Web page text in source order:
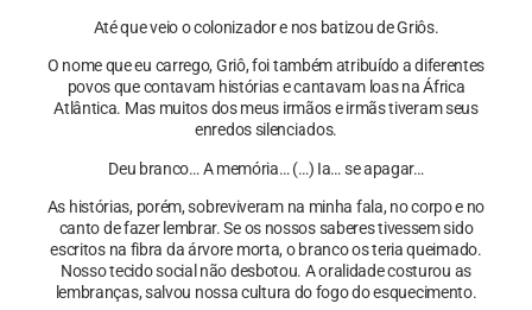
Até que veio o colonizador e nos batizou de Griôs.
O nome que eu carrego, Griô, foi também atribuído a diferentes
povos que contavam histórias e cantavam loas na África
Atlântica. Mas muitos dos meus irmãos e irmãs tiveram seus
enredos silenciados.
Deu branco… A memória… (…) Ia… se apagar…
As histórias, porém, sobreviveram na minha fala, no corpo e no
canto de fazer lembrar. Se os nossos saberes tivessem sido
escritos na fibra da árvore morta, o branco os teria queimado.
Nosso tecido social não desbotou. A oralidade costurou as
lembranças, salvou nossa cultura do fogo do esquecimento.